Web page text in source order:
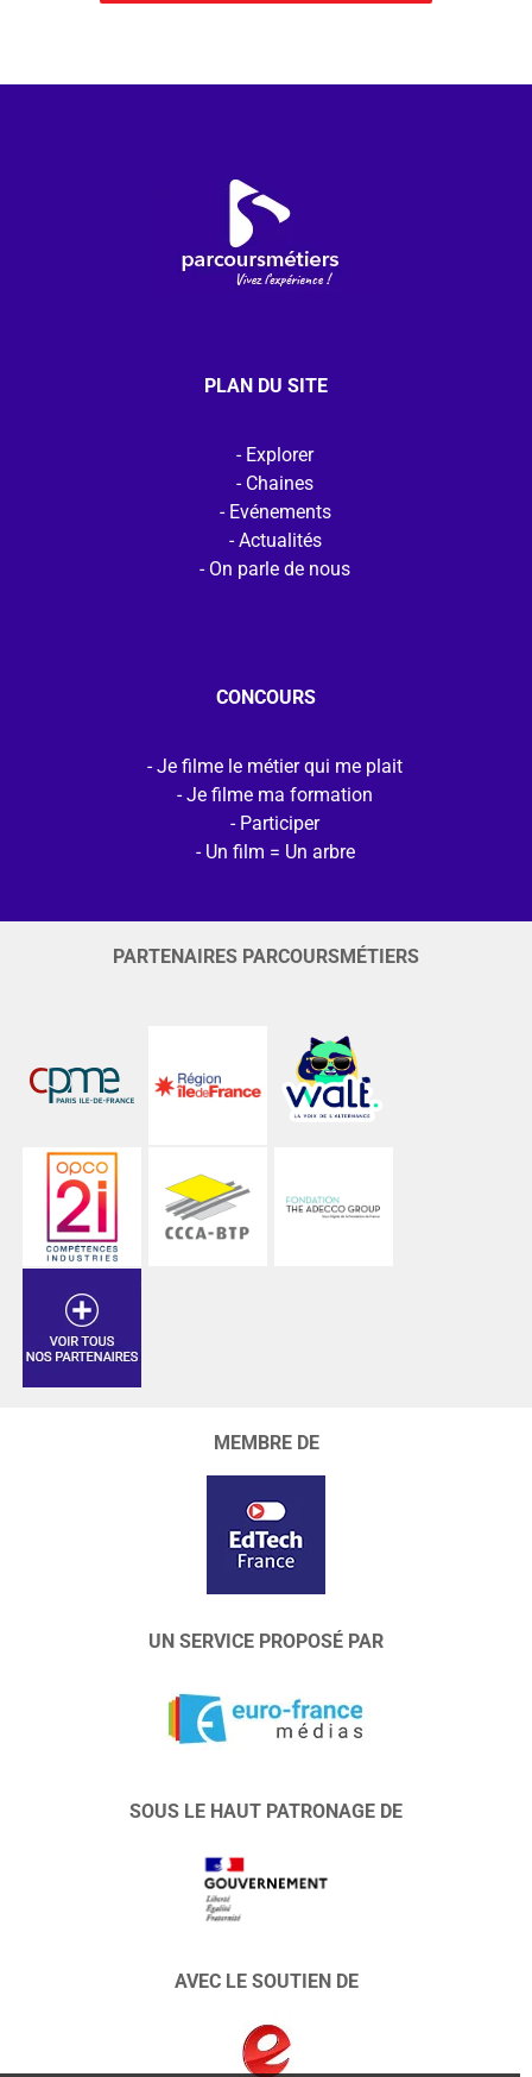
PLAN DU SITE
Explorer
Chaines
Evénements
Actualités
On parle de nous
CONCOURS
Je filme le métier qui me plait
Je filme ma formation
Participer
Un film = Un arbre
PARTENAIRES PARCOURSMÉTIERS
MEMBRE DE
UN SERVICE PROPOSÉ PAR
SOUS LE HAUT PATRONAGE DE
AVEC LE SOUTIEN DE